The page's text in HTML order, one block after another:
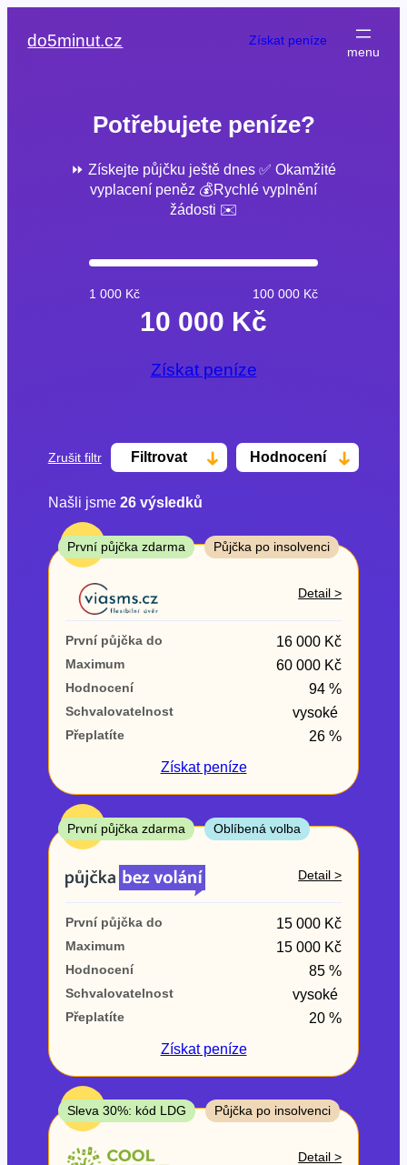
do5minut.cz Získat peníze
Potřebujete peníze?
⏩ Získejte půjčku ještě dnes ✅ Okamžité
vyplacení peněz 💰Rychlé vyplnění
žádosti ✉️
1 000 Kč 100 000 Kč
10 000 Kč
Získat peníze
Zrušit filtr Filtrovat Hodnocení
Cena
Od
První půjčka zdarma
–
ano
ne
Ve zkušebce
ano
ne
V exekuci
ne
Po insolvenci
ano
V hotovosti
ano
ne
Našli jsme 26výsledků
TOP
První půjčka zdarma Půjčka po insolvenci
Detail >
První půjčka do 16 000 Kč
Maximum 60 000 Kč
Hodnocení 94 %
Schvalovatelnost vysoké
Přeplatíte
26 %
Získatpeníze
TOP
První půjčka zdarma Oblíbená volba
Detail >
První půjčka do 15 000 Kč
Maximum 15 000 Kč
Hodnocení 85 %
Schvalovatelnost vysoké
Přeplatíte
20 %
Získatpeníze
TOP
Sleva 30%: kód LDG Půjčka po insolvenci
Detail >